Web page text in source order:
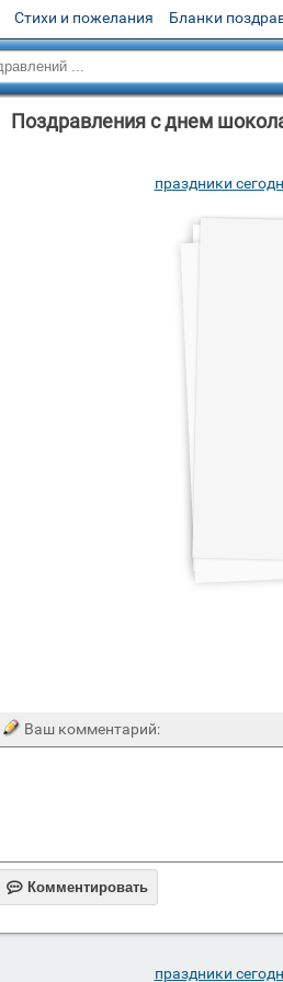
Стихи и пожелания Бланки
Поздравления с днем
праздники
Ваш комментарий:
 Комментировать
праздники